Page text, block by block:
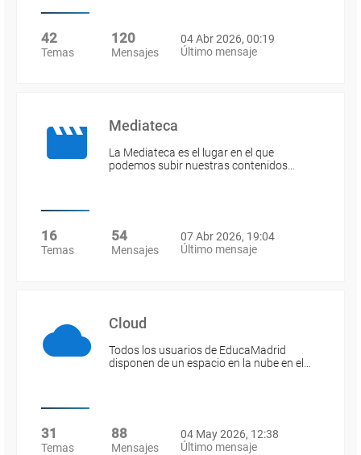
42
Temas
120
Mensajes
04 Abr 2026, 00:19
Último mensaje
Mediateca
La Mediateca es el lugar en el que
podemos subir nuestras contenidos…
16
Temas
54
Mensajes
07 Abr 2026, 19:04
Último mensaje
Cloud
Todos los usuarios de EducaMadrid
disponen de un espacio en la nube en el…
31
Temas
88
Mensajes
04 May 2026, 12:38
Último mensaje